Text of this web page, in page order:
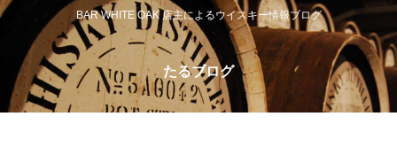
BAR WHITE OAK 店主によるウイスキー情報ブログ
たるブログ